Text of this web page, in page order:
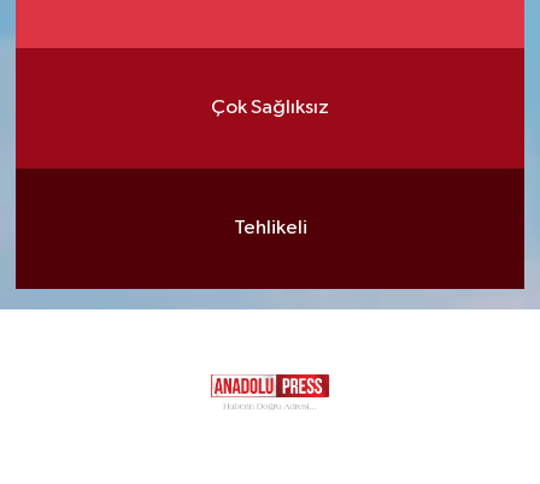
Çok Sağlıksız
Tehlikeli